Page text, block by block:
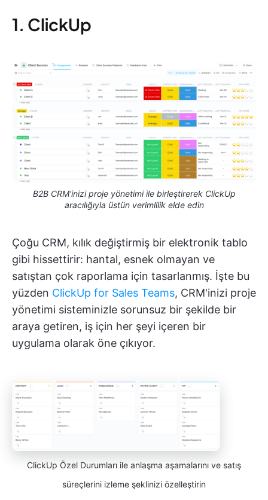
1. ClickUp
B2B CRM'inizi proje yönetimi ile birleştirerek ClickUp
aracılığıyla üstün verimlilik elde edin
Çoğu CRM, kılık değiştirmiş bir elektronik tablo
gibi hissettirir: hantal, esnek olmayan ve
satıştan çok raporlama için tasarlanmış. İşte bu
yüzden ClickUp for Sales Teams, CRM'inizi proje
yönetimi sisteminizle sorunsuz bir şekilde bir
araya getiren, iş için her şeyi içeren bir
uygulama olarak öne çıkıyor.
ClickUp Özel Durumları ile anlaşma aşamalarını ve satış
süreçlerini izleme şeklinizi özelleştirin